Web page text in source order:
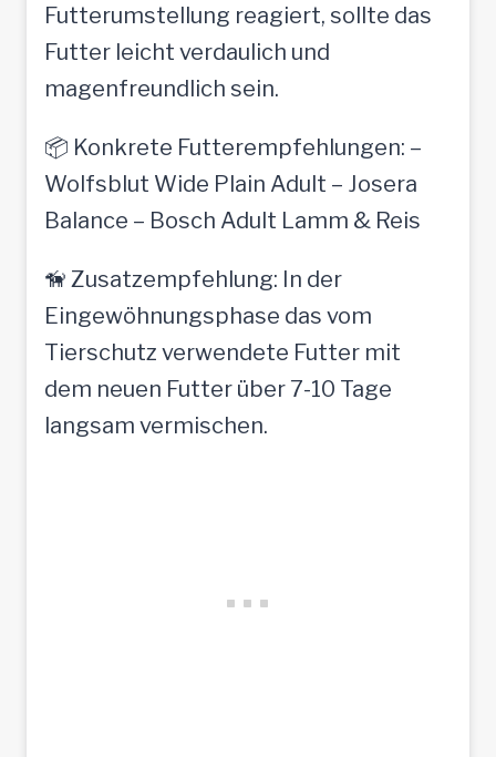
Futterumstellung reagiert, sollte das
Futter leicht verdaulich und
magenfreundlich sein.
📦 Konkrete Futterempfehlungen: –
Wolfsblut Wide Plain Adult – Josera
Balance – Bosch Adult Lamm & Reis
🦮 Zusatzempfehlung: In der
Eingewöhnungsphase das vom
Tierschutz verwendete Futter mit
dem neuen Futter über 7-10 Tage
langsam vermischen.